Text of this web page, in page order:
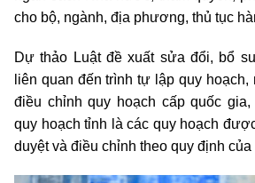
cho bộ, ngành, địa phương, thủ tục
Dự thảo Luật đề xuất sửa đổi, bổ
liên quan đến trình tự lập quy hoạch,
điều chỉnh quy hoạch cấp quốc
quy hoạch tỉnh là các quy hoạch
duyệt và điều chỉnh theo quy định của